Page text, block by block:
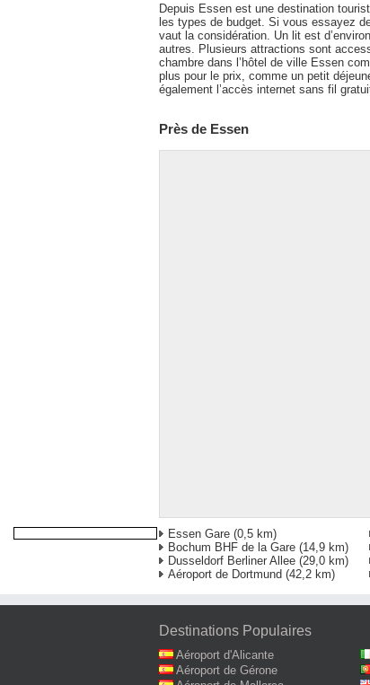
Depuis Essen est une destination
les types de budget. Si vous essayez
vaut la considération. Un lit est
autres. Plusieurs attractions sont
chambre dans l’hôtel de ville Essen
plus pour le prix, comme un petit
également l’accès internet sans fil
Près de Essen
Essen Gare (0,5 km)
Bochum BHF de la Gare (14,9 km)
Dusseldorf Berliner Allee (29,0 km)
Aéroport de Dortmund (42,2 km)
Destinations Populaires
Aéroport d'Alicante
Aéroport de Gérone